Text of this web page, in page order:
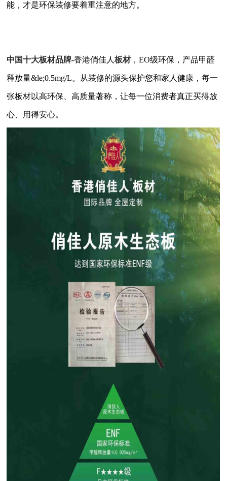
能，才是环保装修要着重注意的地方。
中国十大板材品牌-香港俏佳人板材，EO级环保，产品甲醛
释放量&le;0.5mg/L。从装修的源头保护您和家人健康，每一
张板材以高环保、高质量著称，让每一位消费者真正买得放
心、用得安心。